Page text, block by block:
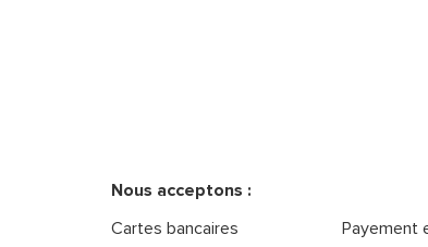
Nous acceptons :
Cartes bancaires
Payement